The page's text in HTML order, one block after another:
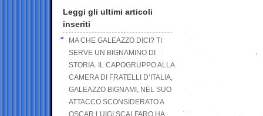
Leggi gli ultimi articoli
inseriti
MA CHE GALEAZZO DICI? TI
SERVE UN BIGNAMINO DI
STORIA. IL CAPOGRUPPO ALLA
CAMERA DI FRATELLI D’ITALIA,
GALEAZZO BIGNAMI, NEL SUO
ATTACCO SCONSIDERATO A
OSCAR LUIGI SCALFARO HA